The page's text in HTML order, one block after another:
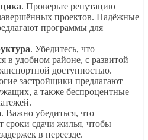
. Проверьте репутацию
проектов. Надёжные
программы для
. Убедитесь, что
в удобном районе, с развитой
доступностью.
застройщики предлагают
а также беспроцентные
. Важно убедиться, что
сроки сдачи жилья, чтобы
в переезде.